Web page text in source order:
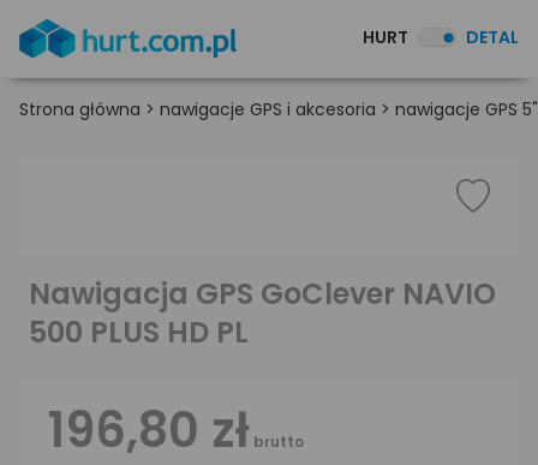
HURT DETAL
Strona główna > nawigacje GPS i akcesoria > nawigacje GPS 5"
Nawigacja GPS GoClever NAVIO
500 PLUS HD PL
196,80 zł brutto